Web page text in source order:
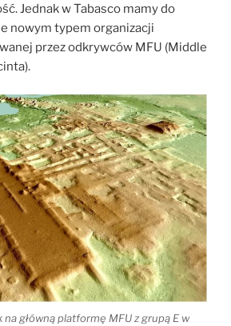
Jednak w Tabasco mamy do
nowym typem organizacji
przez odkrywców MFU (Middle
na główną platformę MFU z grupą E w